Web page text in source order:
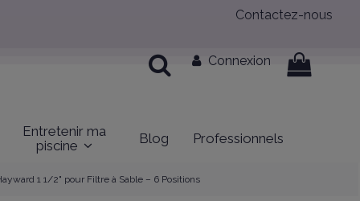
Contactez-nous
Connexion
Entretenir ma
piscine
Blog Professionnels
1 1/2" pour Filtre à Sable – 6 Positions